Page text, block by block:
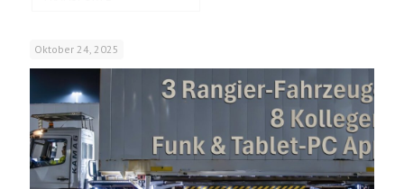
Oktober 24, 2025